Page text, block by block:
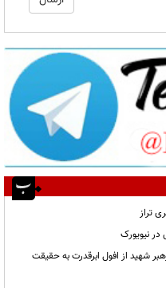
نیویورک
شهید از افول ابرقدرت به حقیقت